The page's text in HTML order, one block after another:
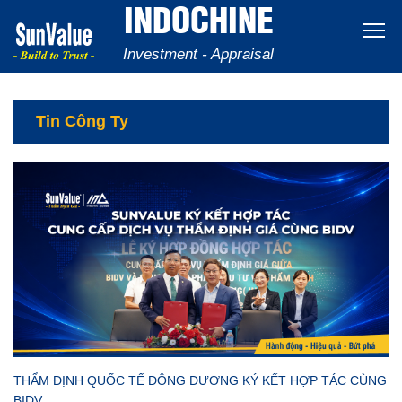
INDOCHINE
Investment - Appraisal
Tin Công Ty
THẨM ĐỊNH QUỐC TẾ ĐÔNG DƯƠNG KÝ KẾT HỢP TÁC CÙNG